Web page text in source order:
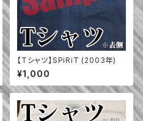
【Tシャツ】SPiRiT (2003年)
¥1,000